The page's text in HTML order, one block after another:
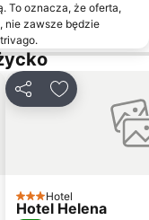
To oznacza, że oferta,
nie zawsze będzie
UdostępnijDodaj do
3 Kategoria
Hotel
Hotel Helena